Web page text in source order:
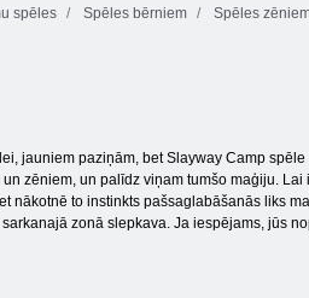
spēles Spēles bērniem Spēles
jauniem paziņām, bet Slayway Camp
zēniem, un palīdz viņam tumšo maģiju.
to instinkts pašsaglabāšanās liks
zonā slepkava. Ja iespējams, jūs